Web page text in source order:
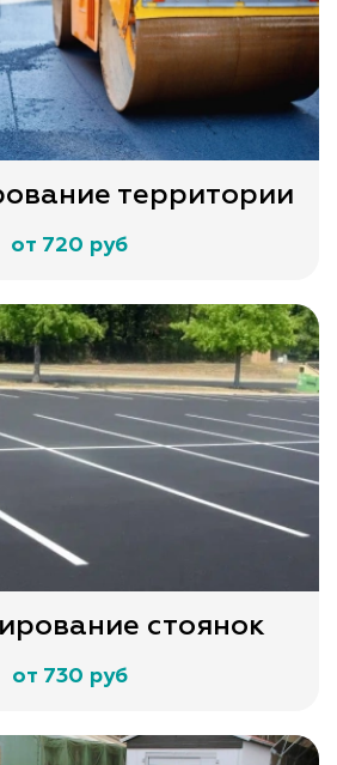
территории
от 720 руб
стоянок
от 730 руб